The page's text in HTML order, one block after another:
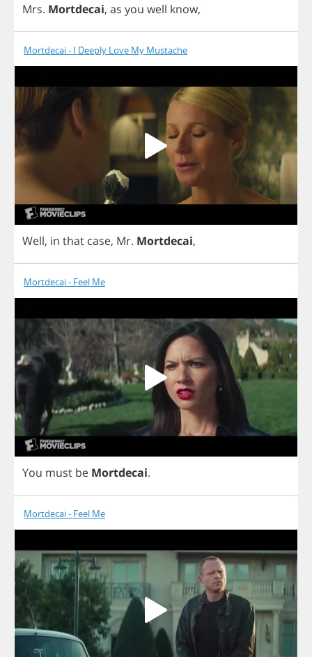
Mrs. Mortdecai, as you well know,
Mortdecai - I Deeply Love My Mustache
Well, in that case, Mr. Mortdecai,
Mortdecai - Feel Me
You must be Mortdecai.
Mortdecai - Feel Me